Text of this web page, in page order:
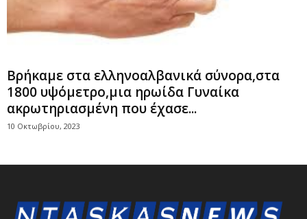
Βρήκαμε στα ελληνοαλβανικά σύνορα,στα
1800 υψόμετρο,μια ηρωίδα Γυναίκα
ακρωτηριασμένη που έχασε...
10 Οκτωβρίου, 2023